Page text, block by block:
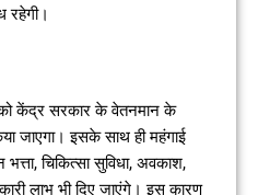
रहेगी।
को केंद्र सरकार के वेतनमान के
जाएगा। इसके साथ ही महंगाई
भत्ता, चिकित्सा सुविधा, अवकाश,
लाभ भी दिए जाएंगे। इस कारण